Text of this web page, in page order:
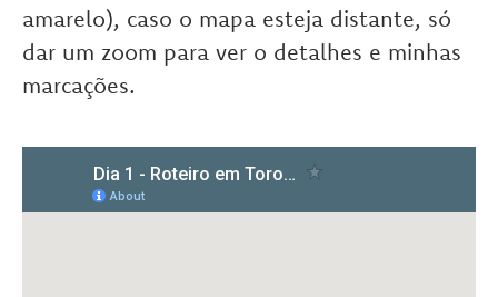
amarelo), caso o mapa esteja distante, só
dar um zoom para ver o detalhes e minhas
marcações.